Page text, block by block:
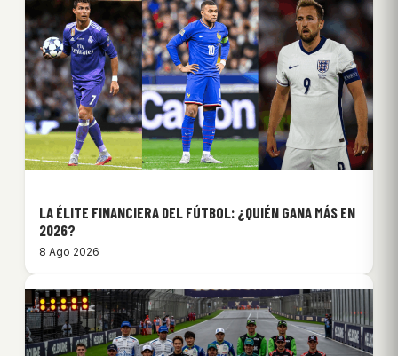
LA ÉLITE FINANCIERA DEL FÚTBOL: ¿QUIÉN GANA MÁS EN
2026?
8 Ago 2026